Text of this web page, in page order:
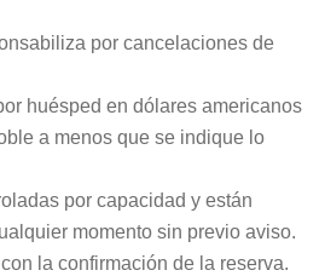
por cancelaciones de
huésped en dólares americanos
a menos que se indique lo
por capacidad y están
momento sin previo aviso.
la confirmación de la reserva.